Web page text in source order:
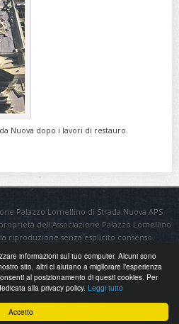
Accetto
informazioni sul tuo computer. Alcuni sono
sito, altri ci aiutano a migliorare l’esperienza
al posizionamento di questi cookies. Per
alla privacy policy. Leggi tutto
Nuova dopo i lavori di restauro.
Palazzo Lomellino di Strada Nuova APS
dell'Associazione Palazzo Lomellino
riproduzione senza esplicito consenso.
daAM TEK SRL